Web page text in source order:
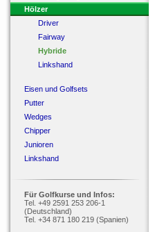
Hölzer
Driver
Fairway
Hybride
Linkshand
Eisen und Golfsets
Putter
Wedges
Chipper
Junioren
Linkshand
Für Golfkurse und Infos:
Tel. +49 2591 253 206-1
(Deutschland)
Tel. +34 871 180 219 (Spanien)